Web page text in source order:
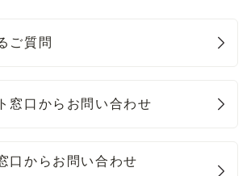
ご質問
窓口からお問い合わせ
口からお問い合わせ